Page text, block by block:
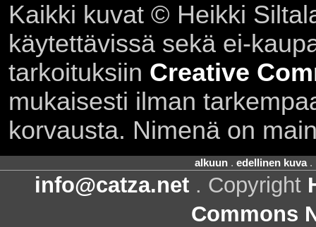
Kaikki kuvat © Heikki
käytettävissä sekä ei-
tarkoituksiin Creative
mukaisesti ilman
korvausta. Nimenä on
alkuun. edellinen kuva.
info@catza.net . Copyright
Commons